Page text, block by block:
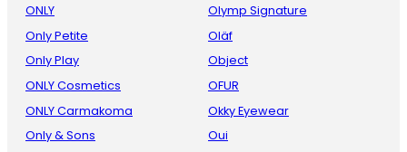
ONLY
Only Petite
Only Play
ONLY Cosmetics
ONLY Carmakoma
Only & Sons
Olymp Signature
Oläf
Object
OFUR
Okky Eyewear
Oui